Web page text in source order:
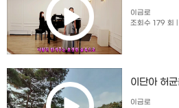
이금로
조회수 179 회
이단아 허
이금로